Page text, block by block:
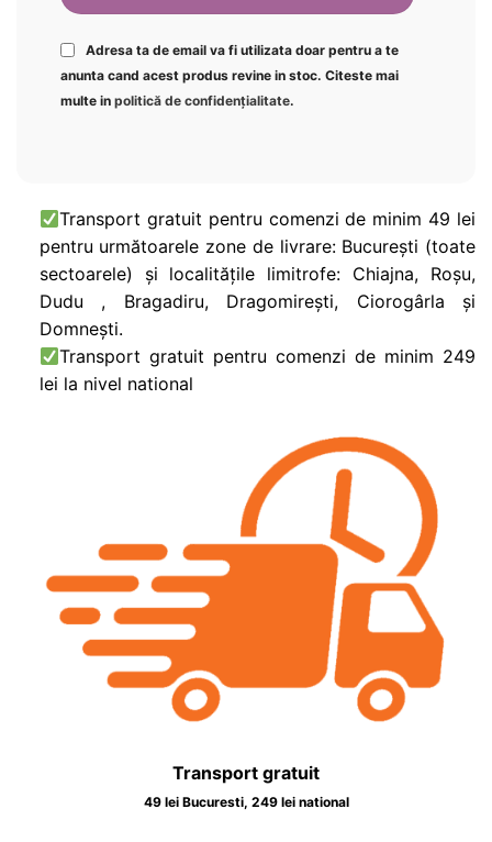
Adresa ta de email va fi utilizata doar pentru a te
anunta cand acest produs revine in stoc. Citeste mai
multe in politică de confidențialitate.
Transport gratuit pentru comenzi de minim 49 lei
pentru următoarele zone de livrare: București (toate
sectoarele) și localitățile limitrofe: Chiajna, Roșu,
Dudu , Bragadiru, Dragomirești, Ciorogârla și
Domnești.
Transport gratuit pentru comenzi de minim 249
lei la nivel national
Transport gratuit
49 lei Bucuresti, 249 lei national